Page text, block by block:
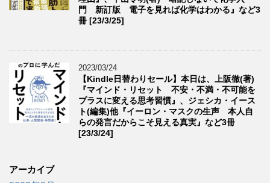
門 新訂版 電子を見れば化学はわかる』など3
冊 [23/3/25]
2023/03/24
【Kindle日替わりセール】本日は、上阪徹(著)
『マインド・リセット 不安・不満・不可能を
プラスに変える思考習慣』、ジェシカ・イース
ト(編集)他『イーロン・マスクの生声 本人自
らの発言だからこそ見える真実』など3冊
[23/3/24]
アーカイブ